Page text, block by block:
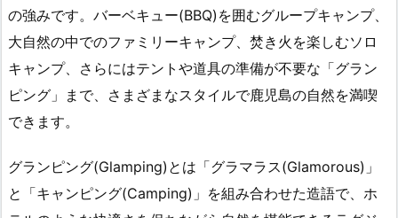
の強みです。バーベキュー(BBQ)を囲むグループキャンプ、
大自然の中でのファミリーキャンプ、焚き火を楽しむソロ
キャンプ、さらにはテントや道具の準備が不要な「グラン
ピング」まで、さまざまなスタイルで鹿児島の自然を満喫
できます。
グランピング(Glamping)とは「グラマラス(Glamorous)」
と「キャンピング(Camping)」を組み合わせた造語で、ホ